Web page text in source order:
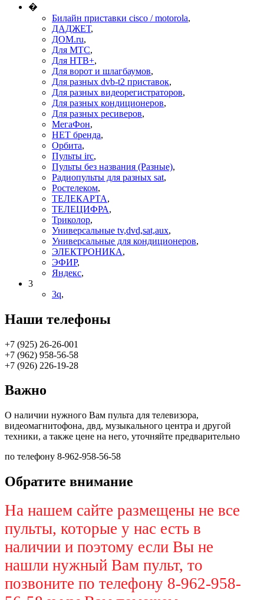
�
Билайн приставки cisco / motorola,
ДАДЖЕТ,
ДОМ.ru,
Для МТС,
Для НТВ+,
Для ворот и шлагбаумов,
Для разных dvb-t2 приставок,
Для разных видеорегистраторов,
Для разных кондиционеров,
Для разных ресиверов,
МегаФон,
НЕТ бренда,
Орбита,
Пульты irc,
Пульты без названия (Разные),
Радиопульты для разных sat,
Ростелеком,
ТЕЛЕКАРТА,
ТЕЛЕЦИФРА,
Триколор,
Универсальные tv,dvd,sat,aux,
Универсальные для кондиционеров,
ЭЛЕКТРОНИКА,
ЭФИР,
Яндекс,
3
3q,
Наши телефоны
+7 (925) 26-26-001
+7 (962) 958-56-58
+7 (926) 226-19-28
Важно
О наличии нужного Вам пульта для телевизора,
видеомагнитофона, двд, музыкального центра и другой
техники, а также цене на него, уточняйте предварительно
по телефону 8-962-958-56-58
Обратите внимание
На нашем сайте размещены не все
пульты, которые у нас есть в
наличии и поэтому если Вы не
нашли нужный Вам пульт, то
позвоните по телефону 8-962-958-